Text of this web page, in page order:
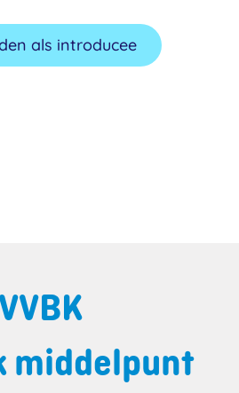
als introducee
VVBK
middelpunt